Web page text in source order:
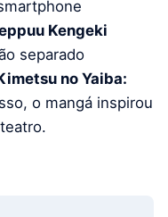
Kengeki
separado
no Yaiba:
o mangá inspirou